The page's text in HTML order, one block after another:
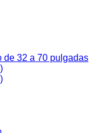
de 32 a 70 pulgadas